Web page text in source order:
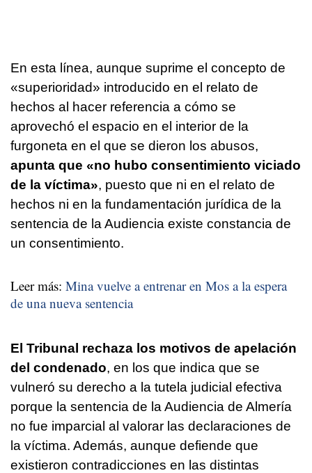
En esta línea, aunque suprime el concepto de
«superioridad» introducido en el relato de
hechos al hacer referencia a cómo se
aprovechó el espacio en el interior de la
furgoneta en el que se dieron los abusos,
apunta que «no hubo consentimiento viciado
de la víctima», puesto que ni en el relato de
hechos ni en la fundamentación jurídica de la
sentencia de la Audiencia existe constancia de
un consentimiento.
Leer más: Mina vuelve a entrenar en Mos a la espera
de una nueva sentencia
El Tribunal rechaza los motivos de apelación
del condenado, en los que indica que se
vulneró su derecho a la tutela judicial efectiva
porque la sentencia de la Audiencia de Almería
no fue imparcial al valorar las declaraciones de
la víctima. Además, aunque defiende que
existieron contradicciones en las distintas